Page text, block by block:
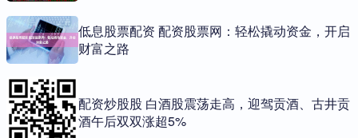
低息股票配资 配资股票网：轻松撬动资金，开启
财富之路
配资炒股股 白酒股震荡走高，迎驾贡酒、古井贡
酒午后双双涨超5%